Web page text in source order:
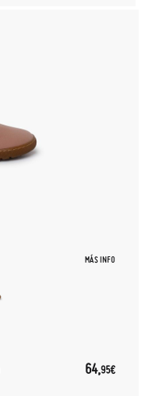
MÁS INFO
64,95€